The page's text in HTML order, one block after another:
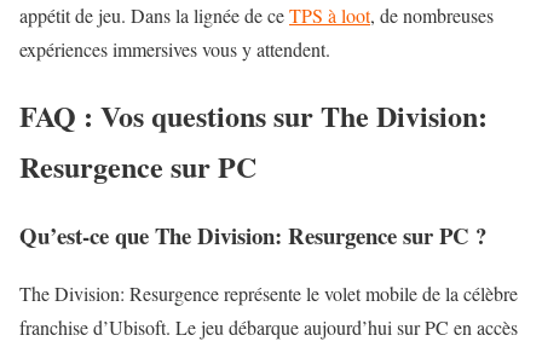
appétit de jeu. Dans la lignée de ceTPS à loot, de nombreuses
expériences immersives vous y attendent.
FAQ : Vos questions sur The Division:
Resurgence sur PC
Qu’est-ce que The Division: Resurgence sur PC ?
The Division: Resurgence représente le volet mobile de la célèbre
franchise d’Ubisoft. Le jeu débarque aujourd’hui sur PC en accès